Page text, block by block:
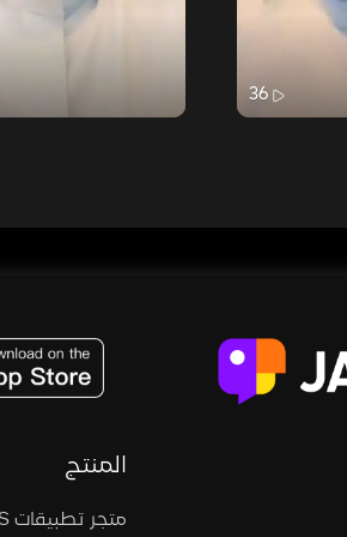
36
المنتج
متجر تطبيقات iOS